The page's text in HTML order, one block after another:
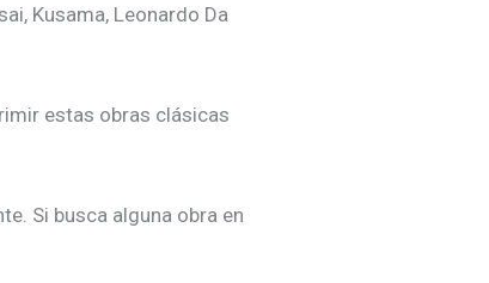
Kusama, Leonardo Da
estas obras clásicas
Si busca alguna obra en